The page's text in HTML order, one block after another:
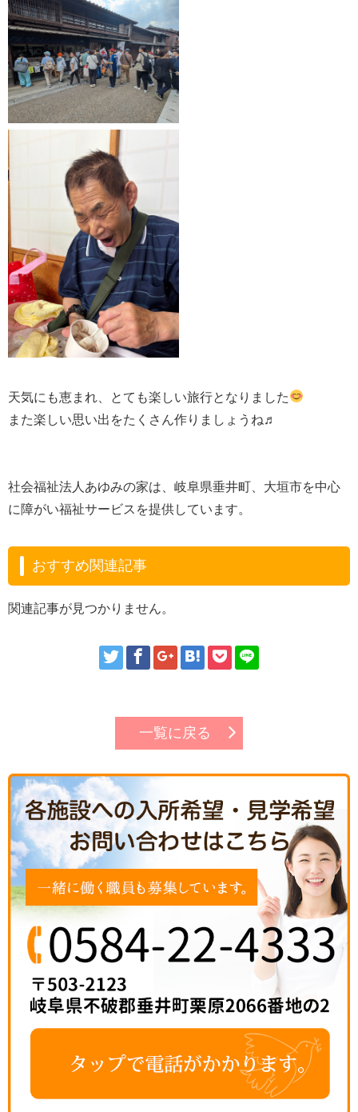
天気にも恵まれ、とても楽しい旅行となりました
また楽しい思い出をたくさん作りましょうね♬
社会福祉法人あゆみの家は、岐阜県垂井町、大垣市を中心
に障がい福祉サービスを提供しています。
おすすめ関連記事
関連記事が見つかりません。
一覧に戻る